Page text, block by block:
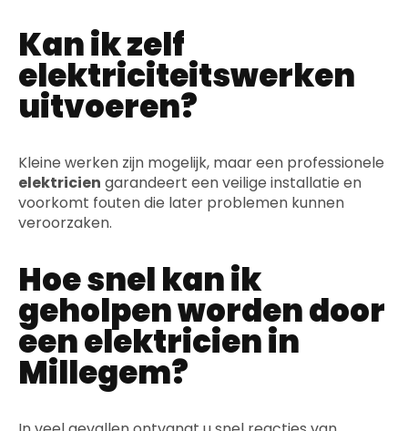
Kan ik zelf
elektriciteitswerken
uitvoeren?
Kleine werken zijn mogelijk, maar een professionele
elektricien garandeert een veilige installatie en
voorkomt fouten die later problemen kunnen
veroorzaken.
Hoe snel kan ik
geholpen worden door
een elektricien in
Millegem?